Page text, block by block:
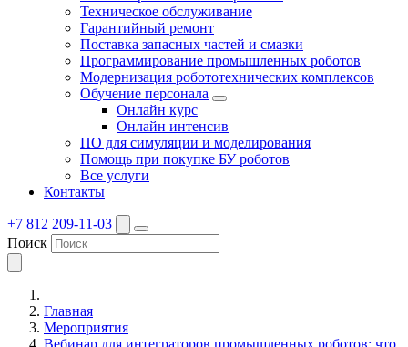
Техническое обслуживание
Гарантийный ремонт
Поставка запасных частей и смазки
Программирование промышленных роботов
Модернизация робототехнических комплексов
Обучение персонала
Онлайн курс
Онлайн интенсив
ПО для симуляции и моделирования
Помощь при покупке БУ роботов
Все услуги
Контакты
+7 812 209-11-03
Поиск
Главная
Мероприятия
Вебинар для интеграторов промышленных роботов: что